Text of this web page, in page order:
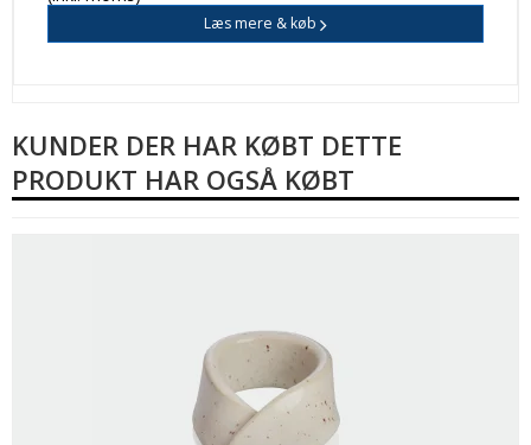
Læs mere & køb
KUNDER DER HAR KØBT DETTE
PRODUKT HAR OGSÅ KØBT